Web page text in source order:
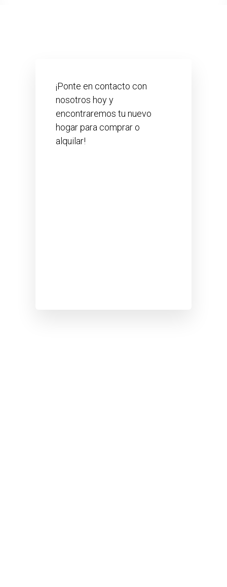
¡Ponte en contacto con
nosotros hoy y
encontraremos tu nuevo
hogar para comprar o
alquilar!